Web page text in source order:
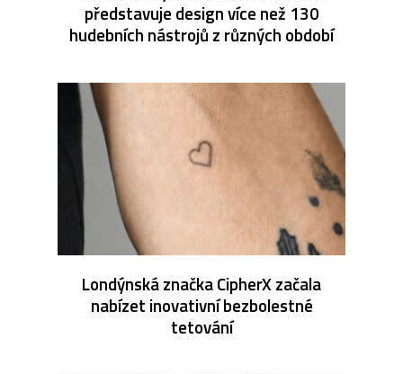
představuje design více než 130
hudebních nástrojů z různých období
Londýnská značka CipherX začala
nabízet inovativní bezbolestné
tetování